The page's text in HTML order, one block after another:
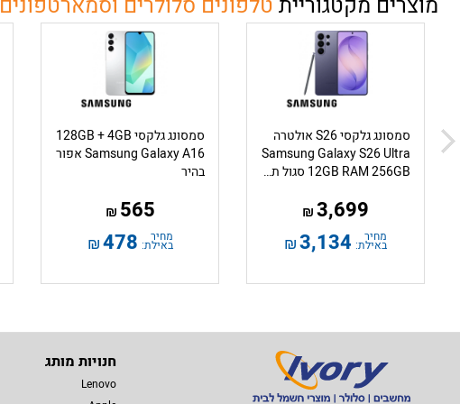
סמסונג גלקסי S26 אולטרה
Samsung Galaxy S26 Ultra
12GB RAM 256GB סגול תומך eSIM
3,699
₪
מחיר
באילת: 3,134
₪
סמסונג גלקסי 128GB + 4GB
Samsung Galaxy A16 אפור
בהיר
565
₪
מחיר
באילת: 478
₪
חנויות מותג
Lenovo